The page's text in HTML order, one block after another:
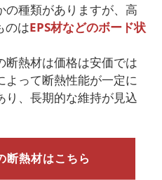
の種類がありますが、高
のはEPS材などのボード状
断熱材は価格は安価では
よって断熱性能が一定に
り、長期的な維持が見込
断熱材はこちら